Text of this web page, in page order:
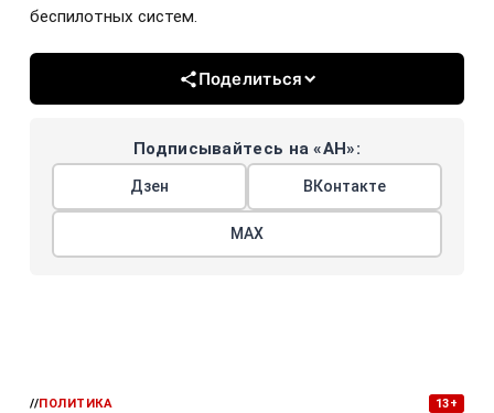
беспилотных систем.
Поделиться
Подписывайтесь на «АН»:
Дзен ВКонтакте
МАХ
//ПОЛИТИКА 13+